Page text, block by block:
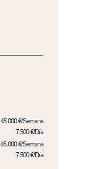
45.000 €/Semana
7.500 €/Día
45.000 €/Semana
7.500 €/Día